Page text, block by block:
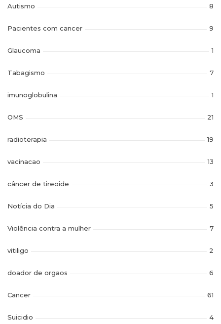
Autismo 8
Pacientes com cancer 9
Glaucoma 1
Tabagismo 7
imunoglobulina 1
OMS 21
radioterapia 19
vacinacao 13
câncer de tireoide 3
Notícia do Dia 5
Violência contra a mulher 7
vitiligo 2
doador de orgaos 6
Cancer 61
Suicidio 4